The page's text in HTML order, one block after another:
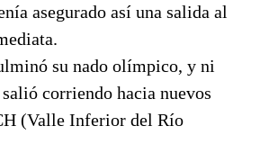
asegurado así una salida al
su nado olímpico, y ni
corriendo hacia nuevos
(Valle Inferior del Río